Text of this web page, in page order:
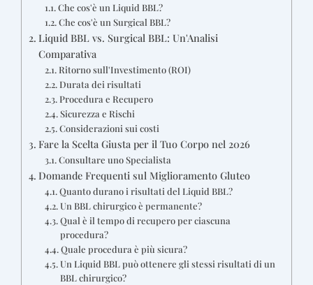
Che cos'è un Liquid BBL?
Che cos'è un Surgical BBL?
Liquid BBL vs. Surgical BBL: Un'Analisi
Comparativa
Ritorno sull'Investimento (ROI)
Durata dei risultati
Procedura e Recupero
Sicurezza e Rischi
Considerazioni sui costi
Fare la Scelta Giusta per il Tuo Corpo nel 2026
Consultare uno Specialista
Domande Frequenti sul Miglioramento Gluteo
Quanto durano i risultati del Liquid BBL?
Un BBL chirurgico è permanente?
Qual è il tempo di recupero per ciascuna
procedura?
Quale procedura è più sicura?
Un Liquid BBL può ottenere gli stessi risultati di un
BBL chirurgico?